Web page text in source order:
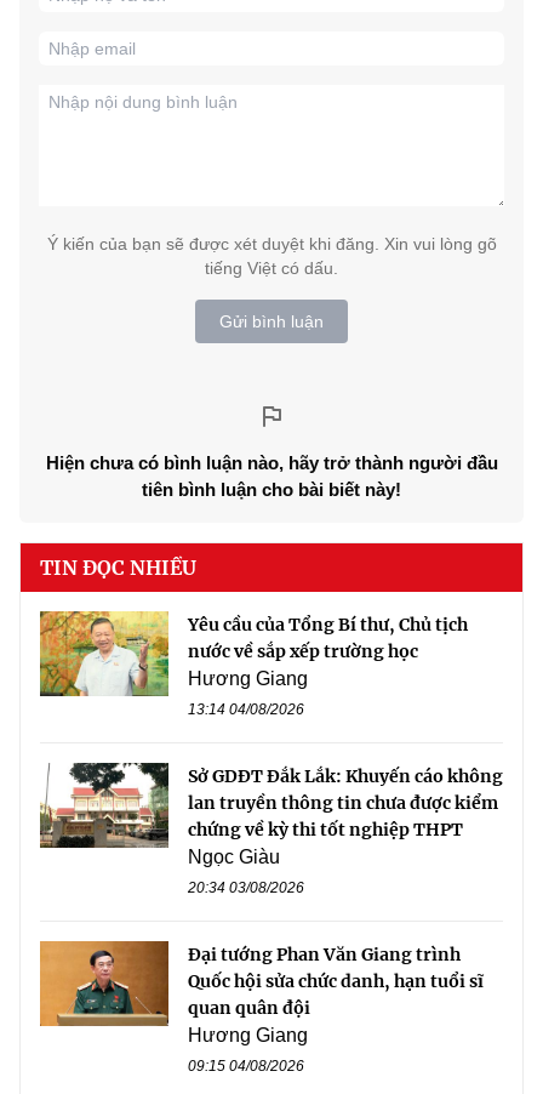
Ý kiến của bạn sẽ được xét duyệt khi đăng. Xin vui lòng gõ
tiếng Việt có dấu.
Gửi bình luận
Hiện chưa có bình luận nào, hãy trở thành người đầu
tiên bình luận cho bài biết này!
TIN ĐỌC NHIỀU
Yêu cầu của Tổng Bí thư, Chủ tịch
nước về sắp xếp trường học
Hương Giang
13:14 04/08/2026
Sở GDĐT Đắk Lắk: Khuyến cáo không
lan truyền thông tin chưa được kiểm
chứng về kỳ thi tốt nghiệp THPT
Ngọc Giàu
20:34 03/08/2026
Đại tướng Phan Văn Giang trình
Quốc hội sửa chức danh, hạn tuổi sĩ
quan quân đội
Hương Giang
09:15 04/08/2026